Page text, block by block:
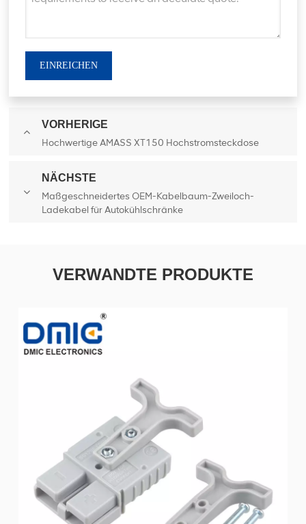
EINREICHEN
VORHERIGE
Hochwertige AMASS XT150 Hochstromsteckdose
NÄCHSTE
Maßgeschneidertes OEM-Kabelbaum-Zweiloch-
Ladekabel für Autokühlschränke
VERWANDTE PRODUKTE